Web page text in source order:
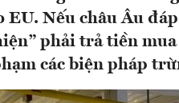
EU. Nếu châu Âu
phải trả tiền
các biện pháp